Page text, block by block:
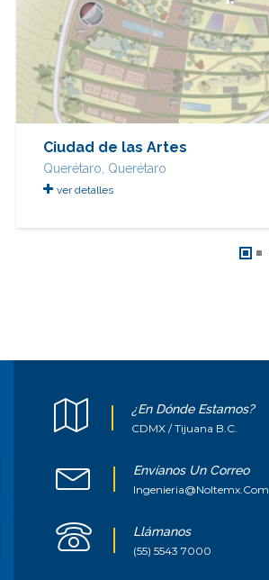
Ciudad de las Artes
Querétaro, Querétaro
ver detalles
¿En Dónde Estamos?
CDMX / Tijuana B.C.
Envíanos Un Correo
Ingenieria@noltemx.com
Llámanos
(55) 5543 7000